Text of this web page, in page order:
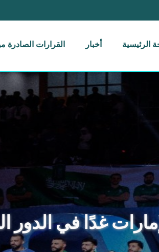
الرئيسية أخبار القرارات الصادرة
غدًا في الدور